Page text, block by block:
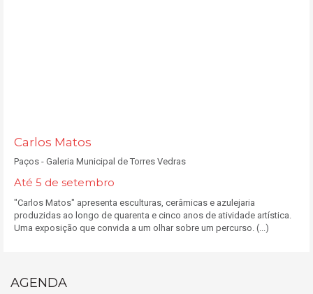
Carlos Matos
Paços - Galeria Municipal de Torres Vedras
Até 5 de setembro
"Carlos Matos" apresenta esculturas, cerâmicas e azulejaria
produzidas ao longo de quarenta e cinco anos de atividade artística.
Uma exposição que convida a um olhar sobre um percurso. (...)
AGENDA